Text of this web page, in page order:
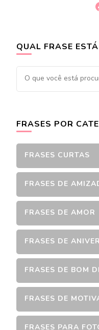
QUAL FRASE
Procurando
algo?
FRASES POR
FRASES CURTAS
FRASES DE
FRASES DE AMOR
FRASES DE
FRASES DE BOM
FRASES DE
FRASES PARA